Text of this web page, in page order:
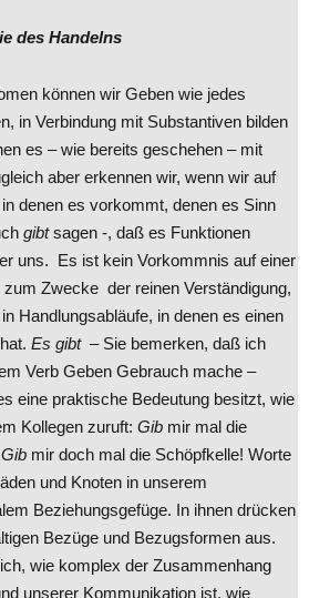
des Handelns
können wir Geben wie jedes
in Verbindung mit Substantiven bilden
es – wie bereits geschehen – mit
aber erkennen wir, wenn wir auf
denen es vorkommt, denen es Sinn
gibtsagen -, daß es Funktionen
uns. Es ist kein Vorkommnis auf einer
zum Zwecke der reinen Verständigung,
Handlungsabläufe, in denen es einen
Es gibt– Sie bemerken, daß ich
Verb Geben Gebrauch mache –
eine praktische Bedeutung besitzt, wie
Kollegen zuruft: Gib mir mal die
Gib mir doch mal die Schöpfkelle! Worte
und Knoten in unserem
Beziehungsgefüge. In ihnen drücken
Bezüge und Bezugsformen aus.
wie komplex der Zusammenhang
unserer Kommunikation ist, wie